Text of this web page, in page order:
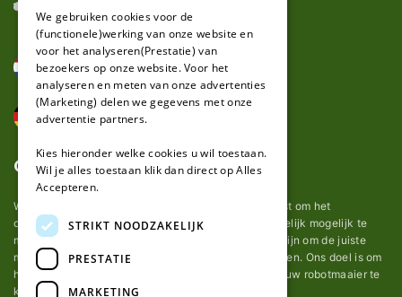
Over ons
Wij van robotmaaier-mesjes.nl doen ons uiterste best om het
onderhoud van robot grasmaaier mesjes zo gemakkelijk mogelijk te
maken. Uit ervaring merkten we hoe lastig het kan zijn om de juiste
messen voor een automatische grasmachine te vinden. Ons doel is om
het u makkelijk te maken om de goede mesjes voor uw robotmaaier te
kopen.
GERMAN
We gebruiken cookies voor de
(functionele)werking van onze website en
voor het analyseren(Prestatie) van
bezoekers op onze website. Voor het
analyseren en meten van onze advertenties
(Marketing) delen we gegevens met onze
advertentie partners.
Kies hieronder welke cookies u wil toestaan.
Wil je alles toestaan klik dan direct op Alles
Accepteren.
STRIKT NOODZAKELIJK
PRESTATIE
MARKETING